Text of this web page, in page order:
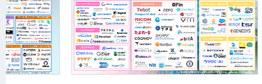
AIR-NEXUS